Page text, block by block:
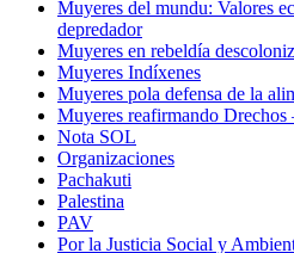
Muyeres del mundu: Valores
depredador
Muyeres en rebeldía
Muyeres Indíxenes
Muyeres pola defensa de la
Muyeres reafirmando Drechos
Nota SOL
Organizaciones
Pachakuti
Palestina
PAV
Por la Justicia Social y